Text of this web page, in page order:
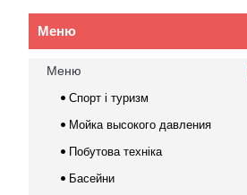
Меню
Спорт і туризм
Мойка высокого давления
Побутова техніка
Басейни